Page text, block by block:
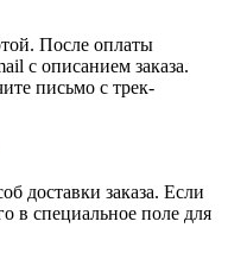
После оплаты
с описанием заказа.
письмо с трек-
доставки заказа. Если
в специальное поле для